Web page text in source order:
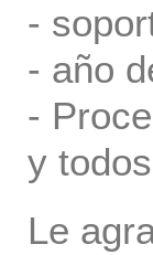
-
- año
-
y
Le